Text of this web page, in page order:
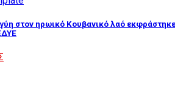
στον ηρωικό Κουβανικό λαό εκφράστηκε